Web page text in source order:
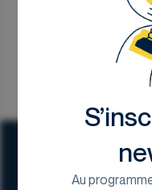
Au